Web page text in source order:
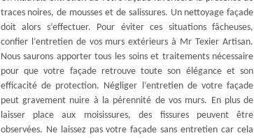
traces noires, de mousses et de salissures. Un nettoyage façade
doit alors s’effectuer. Pour éviter ces situations fâcheuses,
confier l’entretien de vos murs extérieurs à Mr Texier Artisan.
Nous saurons apporter tous les soins et traitements nécessaire
pour que votre façade retrouve toute son élégance et son
efficacité de protection. Négliger l’entretien de votre façade
peut gravement nuire à la pérennité de vos murs. En plus de
laisser place aux moisissures, des fissures peuvent être
observées. Ne laissez pas votre façade sans entretien car cela